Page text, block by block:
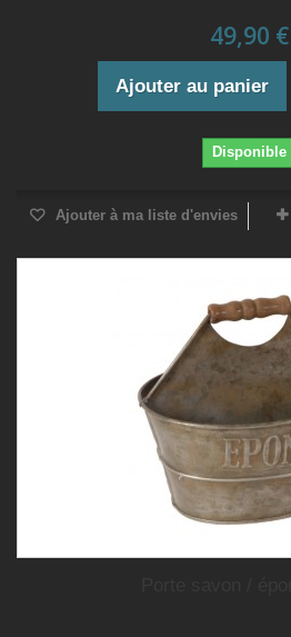
49,90 €
Ajouter au panier
Disponible
Ajouter à ma liste d'envies